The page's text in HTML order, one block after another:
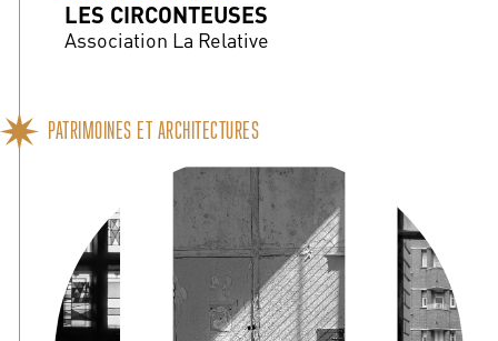
LES CIRCONTEUSES
Association La Relative
PATRIMOINES ET ARCHITECTURES